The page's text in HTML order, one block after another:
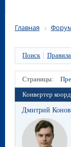
Главная
Поиск Правила
Страницы:
Конвертер
Дмитрий